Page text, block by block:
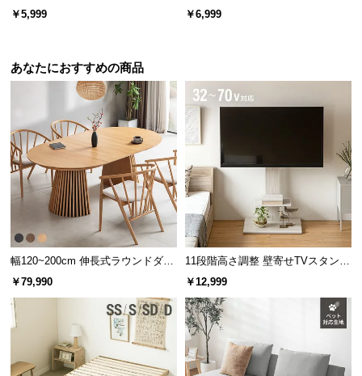
マイクロファイバー
￥5,999
ト
￥6,999
あなたにおすすめの商品
幅120~200cm 伸長式ラウンドダイ
ニングテーブル 6人掛け 天然木突
板 美しい格子デザイン
￥79,990
11段階高さ調整 壁寄せTVスタンド
キャスター付き 上下左右角度調節
￥12,999